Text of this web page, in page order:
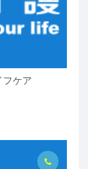
ケア